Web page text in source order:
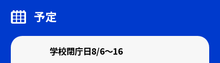
予定
学校閉庁日8/6～16